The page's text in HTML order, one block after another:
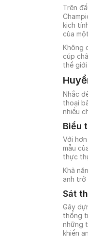
Trên
kịch
của
Không
cúp
thế
Nhắc
thoại
nhiều
Biểu
Với
mẫu
thực
Khả
anh trở
Sát
Gây
thống
những
khiến